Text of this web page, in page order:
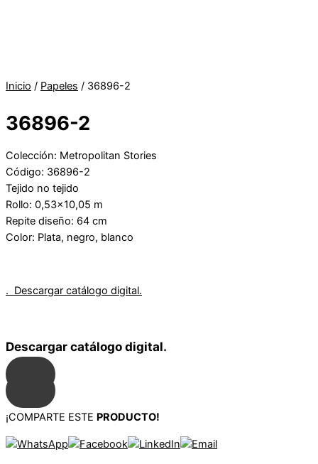
Inicio / Papeles / 36896-2
36896-2
Colección: Metropolitan Stories
Código: 36896-2
Tejido no tejido
Rollo: 0,53×10,05 m
Repite diseño: 64 cm
Color: Plata, negro, blanco
. Descargar catálogo digital.
Descargar catálogo digital.
¡COMPARTE ESTE PRODUCTO!